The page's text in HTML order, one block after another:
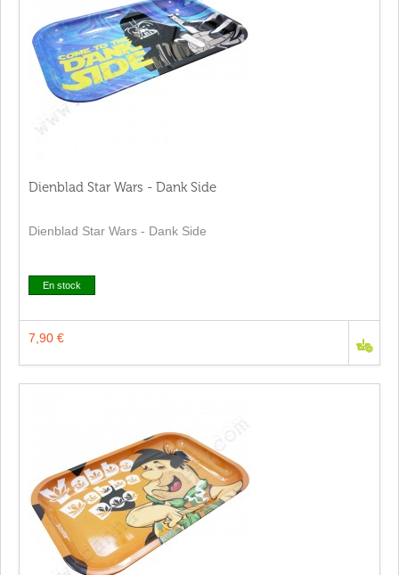
Dienblad Star Wars - Dank Side
Dienblad Star Wars - Dank Side
En stock
7,90 €